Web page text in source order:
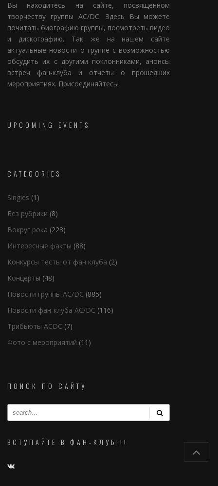
Вы находитесь на сайте, посвященном
творчеству группы AC/DC. Здесь Вы можете
почитать биографию группы, посмотреть видео
и дискографию. Так же на нашем сайте
актуальные новости о группе с возможностью
обсудить их с другими поклонниками, анонсы
встреч фан-клуба и отчеты о прошедших
мероприятиях. Присоединяйтесь!
UPCOMING EVENTS
CATEGORIES
Singles (1)
Без рубрики (8)
Вокруг рока (223)
Интересные факты (88)
Конкурсы тесты от фан клуба (2)
Концерты (48)
Новости группы AC/DC (885)
Новости фан-клуба AC/DC (116)
Трибьюты ACDC (7)
Фото с мероприятий (11)
ПОИСК ПО САЙТУ
ВСТУПАЙТЕ В ФАН-КЛУБ!!!